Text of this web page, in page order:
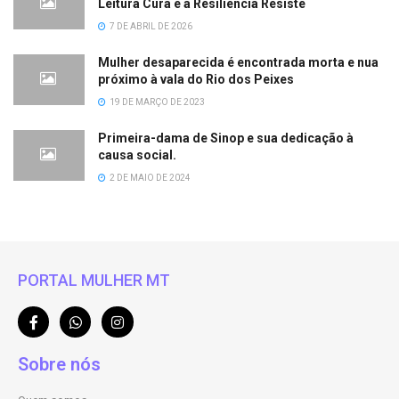
Leitura Cura e a Resiliência Resiste
7 DE ABRIL DE 2026
Mulher desaparecida é encontrada morta e nua
próximo à vala do Rio dos Peixes
19 DE MARÇO DE 2023
Primeira-dama de Sinop e sua dedicação à
causa social.
2 DE MAIO DE 2024
PORTAL MULHER MT
Sobre nós